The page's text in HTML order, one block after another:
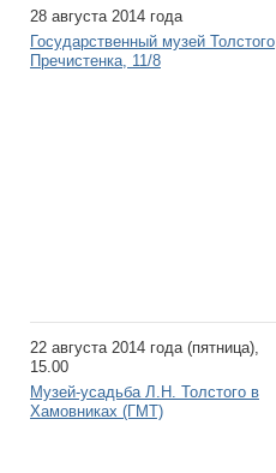
28 августа 2014 года
Государственный музей Толстого,
Пречистенка, 11/8
22 августа 2014 года (пятница),
15.00
Музей-усадьба Л.Н. Толстого в
Хамовниках (ГМТ)